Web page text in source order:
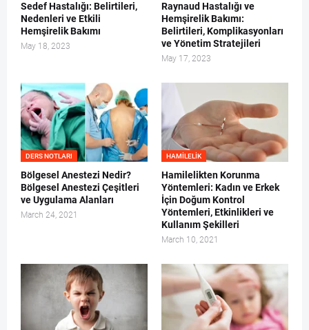
Sedef Hastalığı: Belirtileri,
Nedenleri ve Etkili
Hemşirelik Bakımı
May 18, 2023
Raynaud Hastalığı ve
Hemşirelik Bakımı:
Belirtileri, Komplikasyonları
ve Yönetim Stratejileri
May 17, 2023
DERS NOTLARI
Bölgesel Anestezi Nedir?
Bölgesel Anestezi Çeşitleri
ve Uygulama Alanları
March 24, 2021
HAMILELIK
Hamilelikten Korunma
Yöntemleri: Kadın ve Erkek
İçin Doğum Kontrol
Yöntemleri, Etkinlikleri ve
Kullanım Şekilleri
March 10, 2021